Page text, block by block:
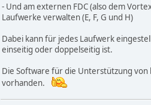
- Und am externen FDC (also dem
Laufwerke verwalten (E, F, G und H)
Dabei kann für jedes Laufwerk
einseitig oder doppelseitig ist.
Die Software für die Unterstützung von
vorhanden.